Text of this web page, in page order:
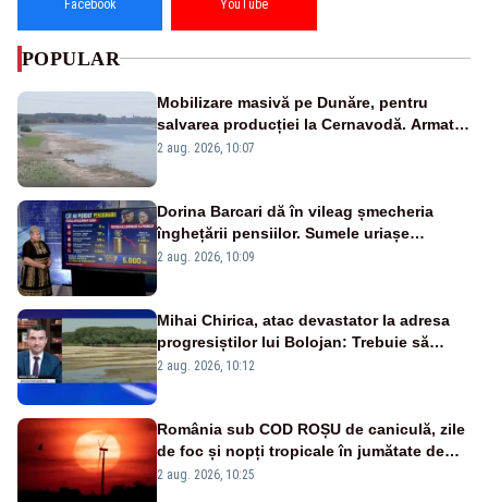
Facebook YouTube
POPULAR
Mobilizare masivă pe Dunăre, pentru
salvarea producției la Cernavodă. Armata
va detona o stâncă și va devia apa
2 aug. 2026, 10:07
Dorina Barcari dă în vileag șmecheria
înghețării pensiilor. Sumele uriașe
pierdute de fiecare român
2 aug. 2026, 10:09
Mihai Chirica, atac devastator la adresa
progresiștilor lui Bolojan: Trebuie să
protejăm și natura, dar nu șținem omaneii
2 aug. 2026, 10:12
România sub COD ROȘU de caniculă, zile
de foc și nopți tropicale în jumătate de
țară
2 aug. 2026, 10:25